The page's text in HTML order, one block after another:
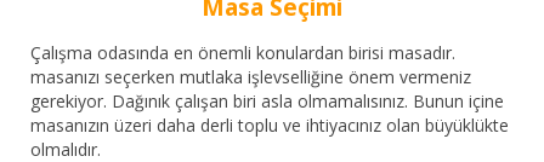
Masa Seçimi
Çalışma odasında en önemli konulardan birisi masadır.
masanızı seçerken mutlaka işlevselliğine önem vermeniz
gerekiyor. Dağınık çalışan biri asla olmamalısınız. Bunun içine
masanızın üzeri daha derli toplu ve ihtiyacınız olan büyüklükte
olmalıdır.